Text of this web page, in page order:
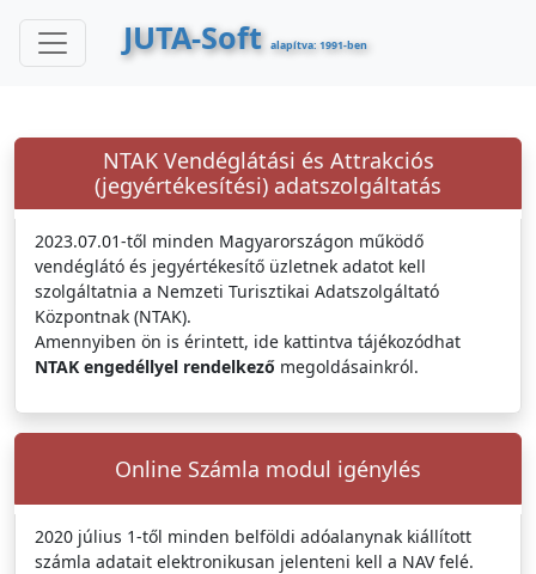
JUTA-Soft alapítva: 1991-ben
NTAK Vendéglátási és Attrakciós
(jegyértékesítési) adatszolgáltatás
2023.07.01-től minden Magyarországon működő
vendéglátó és jegyértékesítő üzletnek adatot kell
szolgáltatnia a Nemzeti Turisztikai Adatszolgáltató
Központnak (NTAK).
Amennyiben ön is érintett, ide kattintva tájékozódhat
NTAK engedéllyel rendelkező megoldásainkról.
Online Számla modul igénylés
2020 július 1-től minden belföldi adóalanynak kiállított
számla adatait elektronikusan jelenteni kell a NAV felé.